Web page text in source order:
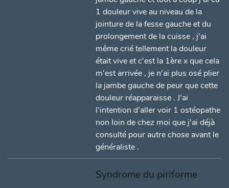
1 douleur vive au niveau de la
jointure de la fesse gauche et du
prolongement de la cuisse , j'ai
même crié tellement la douleur
était vive et c'est la 1ère x que cela
m'est arrivée , je n'ai plus osé plier
la jambe gauche de peur que cette
douleur réapparaisse . J'ai
l'intention d'aller voir 1 ostéopathe
non loin de chez moi que j'ai déjà
consulté pour autre chose avant le
généraliste .
Syndrome du piriforme